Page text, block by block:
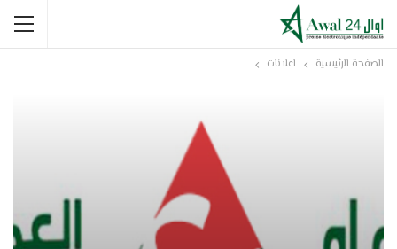
الصفحة الرئيسية اعلانات